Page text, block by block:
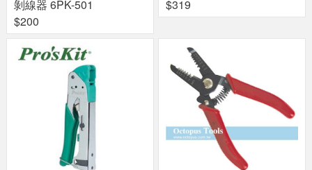
剝線器 6PK-501
$200
$319